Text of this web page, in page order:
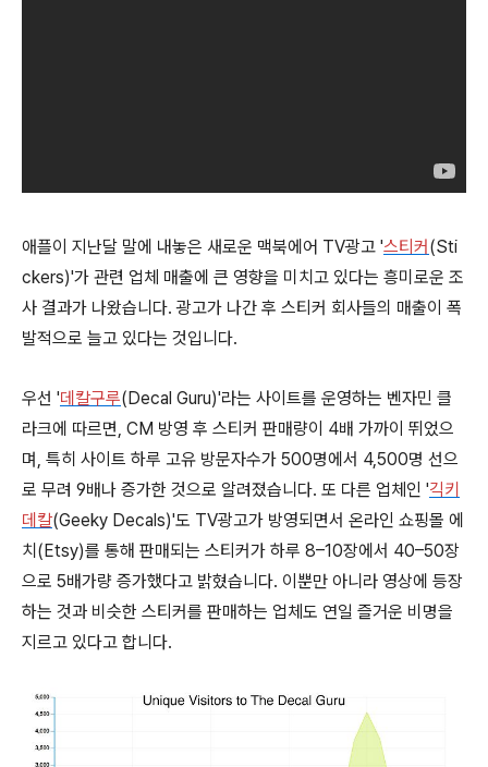
애플이 지난달 말에 내놓은 새로운 맥북에어 TV광고 '스티커(Sti
ckers)'가 관련 업체 매출에 큰 영향을 미치고 있다는 흥미로운 조
사 결과가 나왔습니다. 광고가 나간 후 스티커 회사들의 매출이 폭
발적으로 늘고 있다는 것입니다.
우선 '데칼구루(Decal Guru)'라는 사이트를 운영하는 벤자민 클
라크에 따르면, CM 방영 후 스티커 판매량이 4배 가까이 뛰었으
며, 특히 사이트 하루 고유 방문자수가 500명에서 4,500명 선으
로 무려 9배나 증가한 것으로 알려졌습니다. 또 다른 업체인 '긱키
데칼(Geeky Decals)'도 TV광고가 방영되면서 온라인 쇼핑몰 에
치(Etsy)를 통해 판매되는 스티커가 하루 8–10장에서 40–50장
으로 5배가량 증가했다고 밝혔습니다. 이뿐만 아니라 영상에 등장
하는 것과 비슷한 스티커를 판매하는 업체도 연일 즐거운 비명을
지르고 있다고 합니다.